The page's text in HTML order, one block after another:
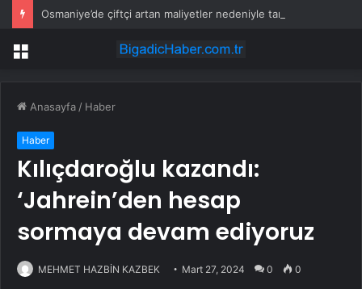
Menü
Anasayfa / Haber
Haber
Kılıçdaroğlu kazandı:
‘Jahrein’den hesap
sormaya devam ediyoruz
MEHMET HAZBİN KAZBEK Mart 27, 2024 0 0